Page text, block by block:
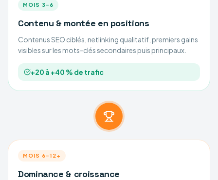
MOIS 3–6
Contenu & montée en positions
Contenus SEO ciblés, netlinking qualitatif, premiers gains
visibles sur les mots-clés secondaires puis principaux.
+20 à +40 % de trafic
MOIS 6–12+
Dominance & croissance